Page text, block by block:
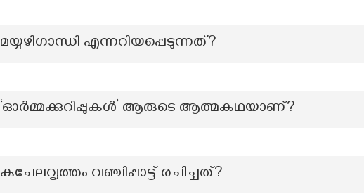
മയ്യഴിഗാന്ധി എന്നറിയപ്പെടുന്നത്?
‘ഓർമ്മക്കുറിപ്പുകൾ’ ആരുടെ ആത്മകഥയാണ്?
കുചേലവൃത്തം വഞ്ചിപ്പാട്ട് രചിച്ചത്?